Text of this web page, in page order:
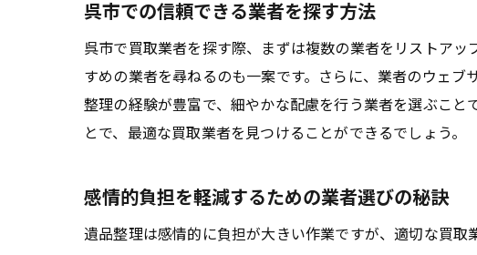
呉市での信頼できる業者を探す方法
呉市で買取業者を探す際、まずは複数の業者をリストア
すめの業者を尋ねるのも一案です。さらに、業者のウェ
整理の経験が豊富で、細やかな配慮を行う業者を選ぶこ
とで、最適な買取業者を見つけることができるでしょう。
感情的負担を軽減するための業者選びの秘訣
遺品整理は感情的に負担が大きい作業ですが、適切な買取